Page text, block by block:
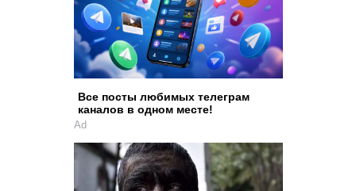
Все посты любимых телеграм
каналов в одном месте!
Ad